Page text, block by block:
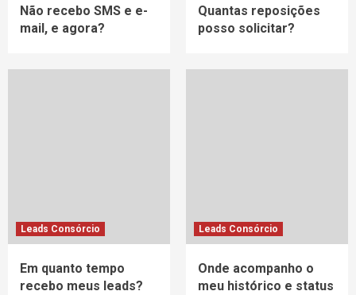
Não recebo SMS e e-
mail, e agora?
Quantas reposições
posso solicitar?
Leads Consórcio
Em quanto tempo
recebo meus leads?
Leads Consórcio
Onde acompanho o
meu histórico e status